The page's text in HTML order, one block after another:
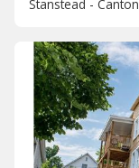
Stanstead - Canton